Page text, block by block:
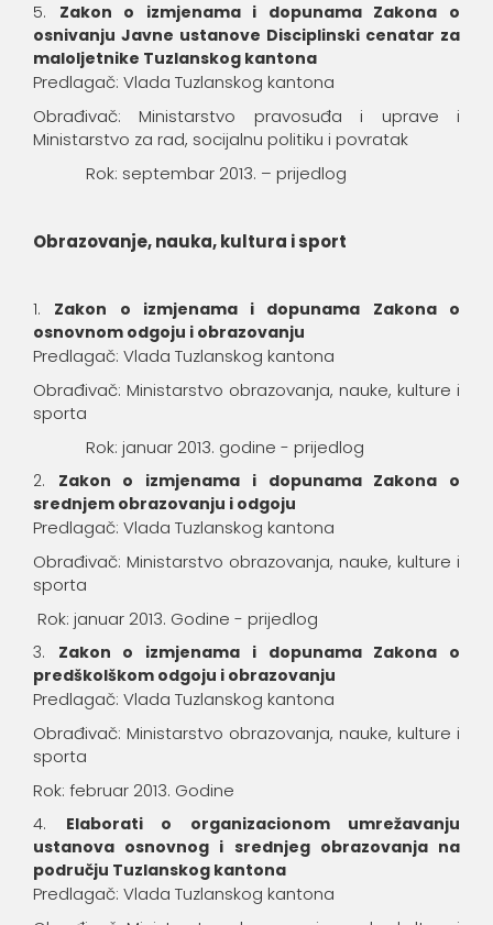
Zakon o izmjenama i dopunama Zakona o
osnivanju Javne ustanove Disciplinski cenatar za
maloljetnike Tuzlanskog kantona
Predlagač: Vlada Tuzlanskog kantona
Obrađivač: Ministarstvo pravosuđa i uprave i
Ministarstvo za rad, socijalnu politiku i povratak
Rok: septembar 2013. – prijedlog
Obrazovanje, nauka, kultura i sport
Zakon o izmjenama i dopunama Zakona o
osnovnom odgoju i obrazovanju
Predlagač: Vlada Tuzlanskog kantona
Obrađivač: Ministarstvo obrazovanja, nauke, kulture i
sporta
Rok: januar 2013. godine - prijedlog
Zakon o izmjenama i dopunama Zakona o
srednjem obrazovanju i odgoju
Predlagač: Vlada Tuzlanskog kantona
Obrađivač: Ministarstvo obrazovanja, nauke, kulture i
sporta
Rok: januar 2013. Godine - prijedlog
Zakon o izmjenama i dopunama Zakona o
predškolškom odgoju i obrazovanju
Predlagač: Vlada Tuzlanskog kantona
Obrađivač: Ministarstvo obrazovanja, nauke, kulture i
sporta
Rok: februar 2013. Godine
Elaborati o organizacionom umrežavanju
ustanova osnovnog i srednjeg obrazovanja na
području Tuzlanskog kantona
Predlagač: Vlada Tuzlanskog kantona